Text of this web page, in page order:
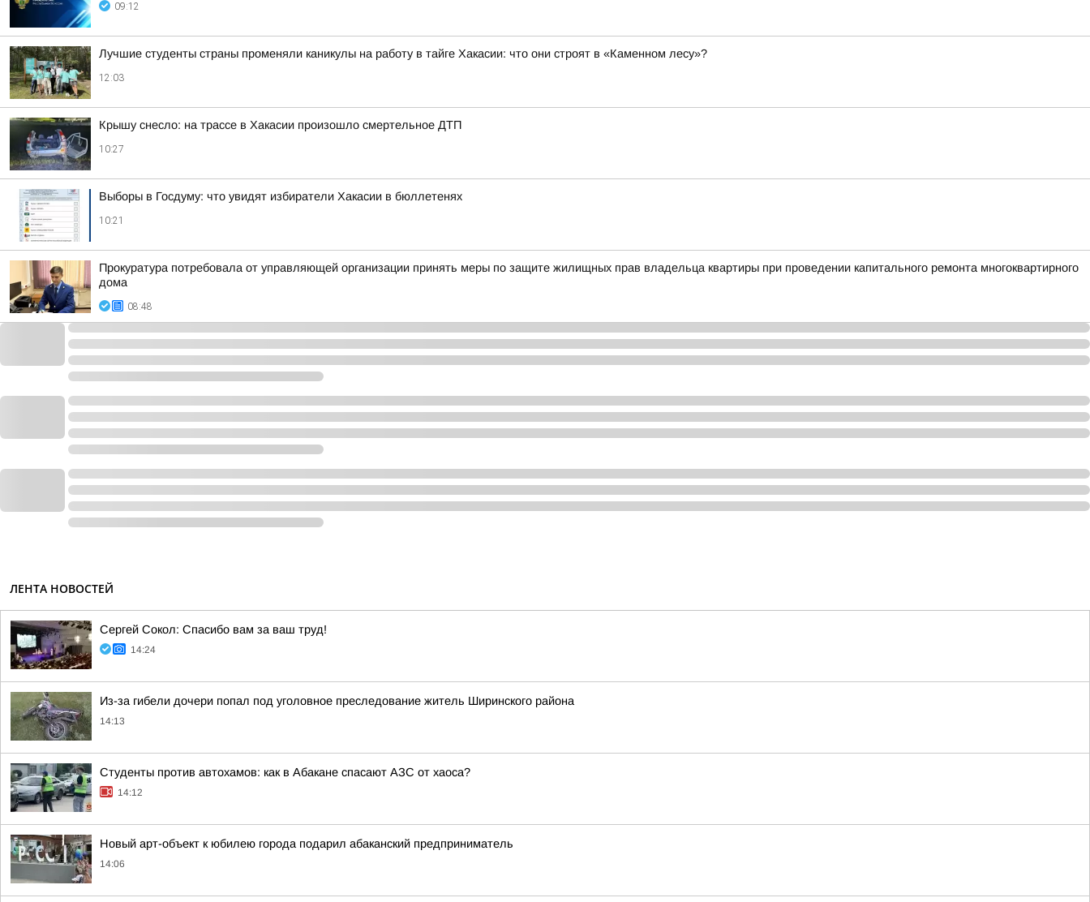
09:12
Лучшие студенты страны променяли каникулы на работу в тайге Хакасии: что они строят в «Каменном лесу»?
12:03
Крышу снесло: на трассе в Хакасии произошло смертельное ДТП
10:27
Выборы в Госдуму: что увидят избиратели Хакасии в бюллетенях
10:21
Прокуратура потребовала от управляющей организации принять меры по защите жилищных прав владельца квартиры при проведении капитального ремонта многоквартирного
дома
08:48
ЛЕНТА НОВОСТЕЙ
Сергей Сокол: Спасибо вам за ваш труд!
14:24
Из-за гибели дочери попал под уголовное преследование житель Ширинского района
14:13
Студенты против автохамов: как в Абакане спасают АЗС от хаоса?
14:12
Новый арт-объект к юбилею города подарил абаканский предприниматель
14:06